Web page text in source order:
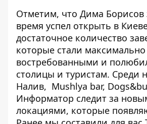
Отметим, что Дима Борисов
время успел открыть в
достаточное количество
которые стали максимально
востребованными и
столицы и туристам. Среди
Налив, Mushlya bar,
Информатор следит за
локациями, которые